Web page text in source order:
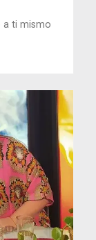
a ti mismo